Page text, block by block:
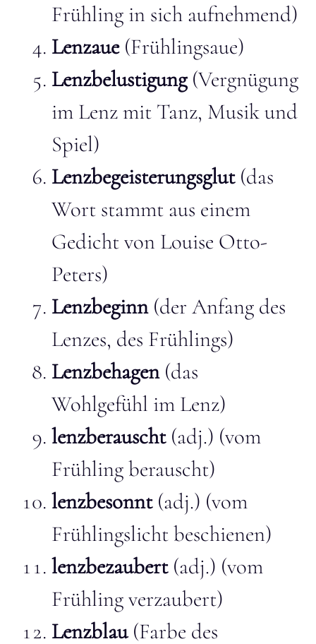
Frühling in sich aufnehmend)
Lenzaue(Frühlingsaue)
Lenzbelustigung(Vergnügung
im Lenz mit Tanz, Musik und
Spiel)
Lenzbegeisterungsglut(das
Wort stammt aus einem
Gedicht von Louise Otto-
Peters)
Lenzbeginn(der Anfang des
Lenzes, des Frühlings)
Lenzbehagen(das
Wohlgefühl im Lenz)
lenzberauscht(adj.) (vom
Frühling berauscht)
lenzbesonnt(adj.) (vom
Frühlingslicht beschienen)
lenzbezaubert(adj.) (vom
Frühling verzaubert)
Lenzblau(Farbe des